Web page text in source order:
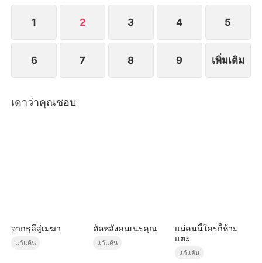
1 2 3 4 5
6 7 8 9 เพิ่มเติม
เดาว่าคุณชอบ
จากธุลีสู่เมฆา
แก้แค้น
ดัดหลังคนเนรคุณ
แก้แค้น
แม่คนนี้ใครก็ห้าม
แตะ
แก้แค้น